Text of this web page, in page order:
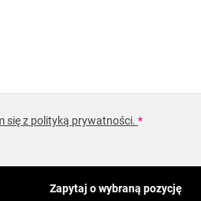
się z polityką prywatności. *
Zapytaj o wybraną pozycję